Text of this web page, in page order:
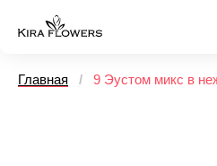
Главная / 9 Эустом микс в